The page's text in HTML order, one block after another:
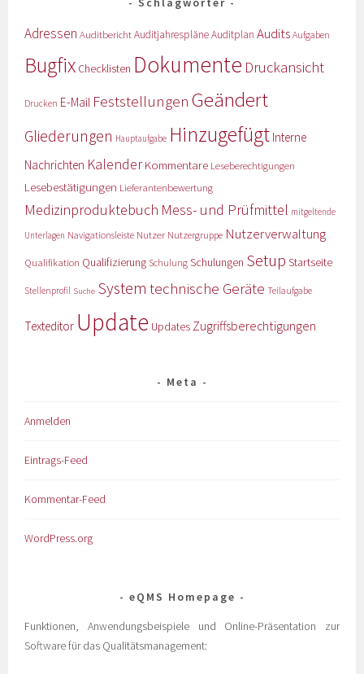
Adressen AuditberichtAuditjahrespläneAuditplan Audits Aufgaben
Bugfix Checklisten Dokumente Druckansicht
Drucken E-Mail Feststellungen Geändert
Gliederungen Hauptaufgabe Hinzugefügt Interne
Nachrichten KalenderKommentare Leseberechtigungen
Lesebestätigungen Lieferantenbewertung
Medizinproduktebuch Mess- und Prüfmittel mitgeltende
Unterlagen Navigationsleiste Nutzer Nutzergruppe Nutzerverwaltung
Qualifikation Qualifizierung Schulung Schulungen Setup Startseite
Stellenprofil Suche System technische Geräte Teilaufgabe
Texteditor Update Updates Zugriffsberechtigungen
Meta
Anmelden
Eintrags-Feed
Kommentar-Feed
WordPress.org
eQMS Homepage
Funktionen, Anwendungsbeispiele und Online-Präsentation zur
Software für das Qualitätsmanagement: